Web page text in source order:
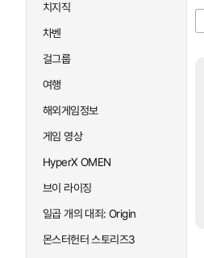
치지직
차벤
걸그룹
여행
해외게임정보
게임 영상
HyperX OMEN
브이 라이징
일곱 개의 대죄: Origin
몬스터헌터 스토리즈3
효율이 좋은 상향된 아제나 ㄷㄷ
용 17번 터짐 [76]
투력컷 [35]
길찾기/지도 공략 (1 ~ 12장)
2판 ‘몬헌 와일즈’, 30~40fps 목표 추정
브 리인카네이션 오픈 트레일러